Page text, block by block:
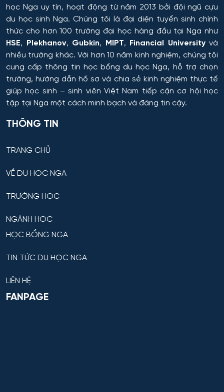
học Nga uy tín, hoạt động từ năm 2013 bởi đội ngũ cựu
du học sinh Nga. Chúng tôi là đại diện tuyển sinh chính
thức cho hơn 100 trường đại học hàng đầu tại Nga như
HSE, Plekhanov, Gubkin, MIPT, Financial Universityvà
nhiều trường khác. Với hơn 10 năm kinh nghiệm, chúng tôi
cung cấp thông tin học bổng du học Nga, hỗ trợ chọn
trường, hướng dẫn hồ sơ và chia sẻ kinh nghiệm thực tế
giúp học sinh – sinh viên Việt Nam tiếp cận cơ hội học
tập tại Nga một cách minh bạch và đáng tin cậy.
THÔNG TIN
TRANG CHỦ
VỀ DU HỌC NGA
TRƯỜNG HỌC
NGÀNH HỌC
HỌC BỔNG NGA
TIN TỨC DU HỌC NGA
LIÊN HỆ
FANPAGE